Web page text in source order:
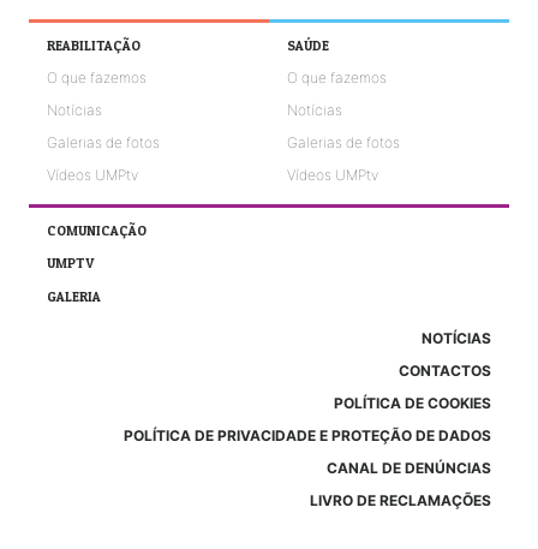
REABILITAÇÃO
O que fazemos
Notícias
Galerias de fotos
Vídeos UMPtv
SAÚDE
O que fazemos
Notícias
Galerias de fotos
Vídeos UMPtv
COMUNICAÇÃO
UMPTV
GALERIA
NOTÍCIAS
CONTACTOS
POLÍTICA DE COOKIES
POLÍTICA DE PRIVACIDADE E PROTEÇÃO DE DADOS
CANAL DE DENÚNCIAS
LIVRO DE RECLAMAÇÕES